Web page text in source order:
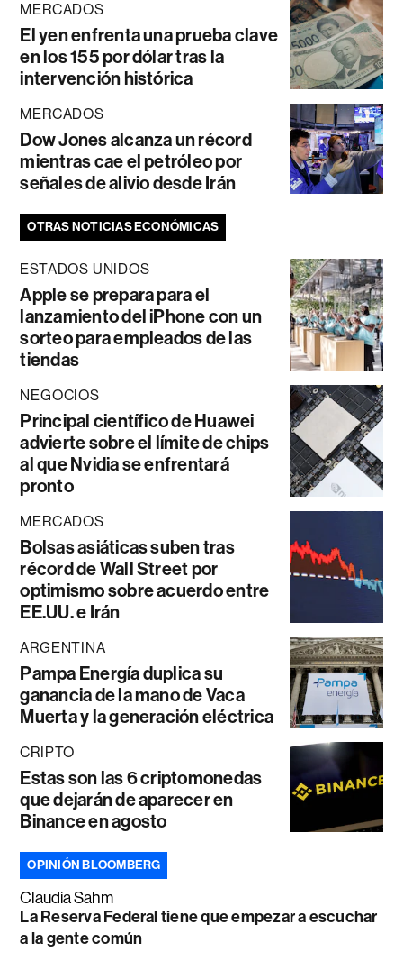
MERCADOS
El yen enfrenta una prueba clave
en los 155 por dólar tras la
intervención histórica
MERCADOS
Dow Jones alcanza un récord
mientras cae el petróleo por
señales de alivio desde Irán
OTRAS NOTICIAS ECONÓMICAS
ESTADOS UNIDOS
Apple se prepara para el
lanzamiento del iPhone con un
sorteo para empleados de las
tiendas
NEGOCIOS
Principal científico de Huawei
advierte sobre el límite de chips
al que Nvidia se enfrentará
pronto
MERCADOS
Bolsas asiáticas suben tras
récord de Wall Street por
optimismo sobre acuerdo entre
EE.UU. e Irán
ARGENTINA
Pampa Energía duplica su
ganancia de la mano de Vaca
Muerta y la generación eléctrica
CRIPTO
Estas son las 6 criptomonedas
que dejarán de aparecer en
Binance en agosto
OPINIÓN BLOOMBERG
Claudia Sahm
La Reserva Federal tiene que empezar a escuchar
a la gente común